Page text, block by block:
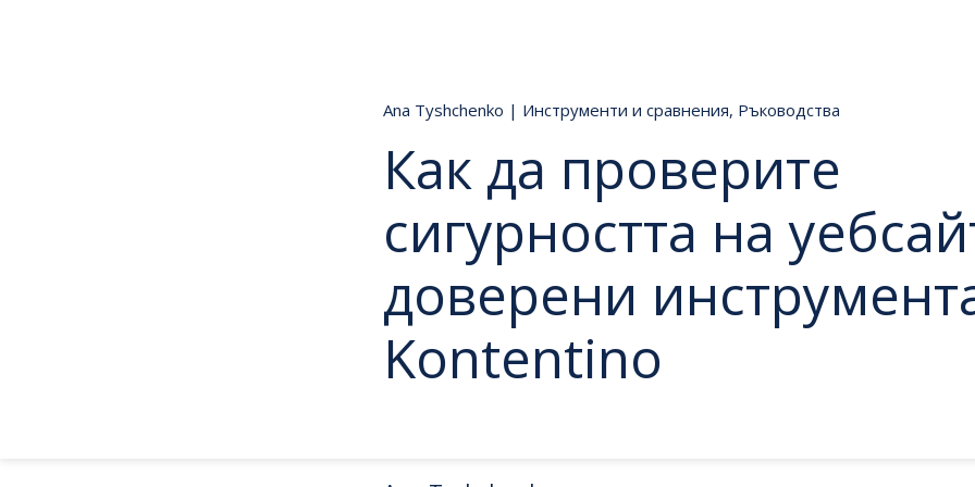
Ana Tyshchenko | Инструменти и сравнения, Ръководства
Как да проверите
сигурността на
доверени
Kontentino